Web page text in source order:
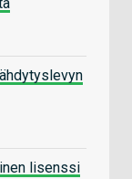
lisenssi